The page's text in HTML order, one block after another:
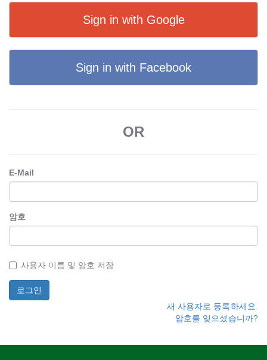
Sign in with Google
Sign in with Facebook
OR
E-Mail
암호
사용자 이름 및 암호 저장
새 사용자로 등록하세요.
암호를 잊으셨습니까?